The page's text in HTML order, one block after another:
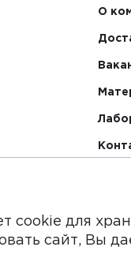
О
на то, что данный
cookie для
сайт, Вы